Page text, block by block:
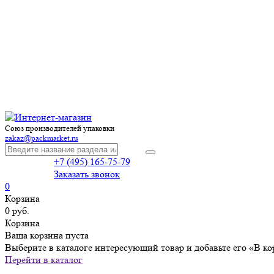
Союз производителей упаковки
zakaz@packmarket.ru
+7 (495) 165-75-79
Заказать звонок
0
Корзина
0 руб.
Корзина
Ваша корзина пуста
Выберите в каталоге интересующий товар и добавьте его «В
Перейти в каталог